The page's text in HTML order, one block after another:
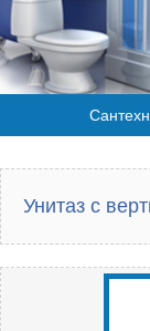
Унитаз с